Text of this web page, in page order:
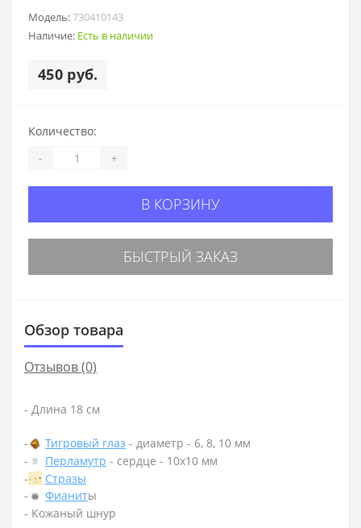
Модель:730410143
Наличие: Есть в наличии
450 руб.
Количество:
- +
В КОРЗИНУ
БЫСТРЫЙ ЗАКАЗ
Обзор товара
Отзывов (0)
- Длина 18 см
- Тигровый глаз - диаметр - 6, 8, 10 мм
-
Перламутр - сердце - 10х10 мм
-
Стразы
-
Фианиты
- Кожаный шнур